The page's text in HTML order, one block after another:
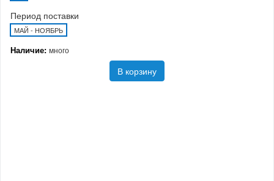
Период поставки
МАЙ - НОЯБРЬ
Наличие: много
В корзину